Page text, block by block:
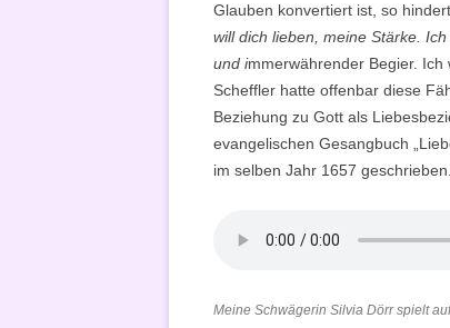
Glauben konvertiert ist, so
will dich lieben, meine Stärke.
und immerwährender Begier. Ich
Scheffler hatte offenbar diese
Beziehung zu Gott als
evangelischen Gesangbuch
im selben Jahr 1657 geschrieben.
Meine Schwägerin Silvia Dörr spielt